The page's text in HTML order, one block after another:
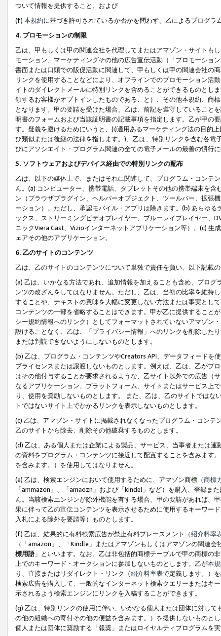
ついて情報を提供すること、および
(f) 本規約に基づき許可されているか否かを問わず、乙によるプログ
4. プロモーションの制限
乙は、甲もしくは甲の関連会社を代理してまたはアマゾン・サイトも
モーション、マーケティングその他の広告宣伝活動（「プロモーショ
書面または口頭での販促活動に関連して、甲もしくは甲の関連会社の
リンクを使用することなどにより、オフラインでのプロモーション活
イトのダイレクトメールに特別リンクを含めることができるものとし
領するお客様がオプトインしたものであること）、その他本規約、商
となります。甲の要請を受けた場合、乙は、前記を遵守していること
明書のフォームおよび当該証明書の記載事項を指定します。乙が甲の
す。疑義を避けるためにいうと、(i)適用あるマーケティング法の目的
び類似または後継の法律を指します。)、乙は、特別リンクを含む各
びにアソシエイト・プログラム関連の全ての電子メールの最善の慣行
5. ソフトウェアおよびデバイス経由での特別リンクの配布
乙は、以下の媒体上で、またはそれに関連して、プログラム・コンテ
ん。(a) コンピューター、携帯電話、タブレットその他の携帯端末を
ン（ブラウザプラグイン、ヘルパーオブジェクト、ツールバー、拡張
ーション）。ただし、承認モバイル・アプリは除きます。(b) あらゆ
ックス、ストリーミングビデオプレイヤー、ブルーレイプレイヤー、
ニックViera Cast、Vizioインターネットアプリケーション等）。(c)
ェアその他のアプリケーション。
6. 乙のサイトのコンテンツ
乙は、乙のサイトのコンテンツについて単独で責任を負い、以下記載
(a) 乙は、いかなる方法であれ、追加情報を加えることも含め、プロ
ンツの改ざんをしてはなりません。ただし、乙は、当初の比率を維持
することや、テキストの意味を大幅に変更しない方法または事実とし
コンテンツの一部を省略することはできます。甲が乙に提供すること
シー規約情報へのリンク）としてフォーマットされていないアマゾン
設けることなく、乙は、「プライバシー情報」へのリンクを削除した
または判読できないようにしないものとします。
(b) 乙は、プログラム・コンテンツやCreators API、データフィード
ブライセンスまたは譲渡しないものとします。例えば、乙は、乙がプ
はその他付与することが要求されるような、乙サイト以外での広告（
なるアプリケーション、プラットフォーム、サイトまたはサービス上
り、使用を奨励しないものとします。 また、乙は、乙のサイトでは
トではないサイト上でかかるリンクを表示しないものとします。
(c) 乙は、アマゾン・サイトに掲載されなくなったプログラム・コン
乙のサイトから除去、削除その他破棄するものとします。
(d) 乙は、ある個人または企業による製品、サービス、当事者または
の資料をプログラム・コンテンツに接近して配置することを含みます
を含みます。）を使用してはなりません。
(e) 乙は、検索エンジンにおいて使用するために、アマゾン商標（商標
「ammazon」、「amaozn」および「kindel」など）を購入、登録ま
ん。当該検索エンジンが除外機能を有する場合、甲の要請があれば、
果に伴って乙の宣伝コンテンツを表示させるために使用するキーワー
入札による除外を要請等）ものとします。
(f) 乙は、結果的に有料検索広告が禁止有料プレースメント（紹介料率
（「amazon」、「Kindle」またはアマゾンもしくはアマゾンの関連
標用語」といいます。なお、乙は非包括的商標テーブルで甲の商標の
上でのキーワード・オークションに参加しないものとします。乙が本
り、直接またはリダイレクト・リンク（紹介料率表で定義します。）
検索広告を購入して、一般的なインターネット検索クエリーまたはキ
示されるよう検索エンジンにリンクを入稿することができます。
(g) 乙は、特別リンクの使用に伴い、いかなる個人または団体に対し
の他の組織への寄付その他の便益を含みます。）を提供しないものと
個人または団体に奨励する「報奨」またはロイヤルティプログラムを